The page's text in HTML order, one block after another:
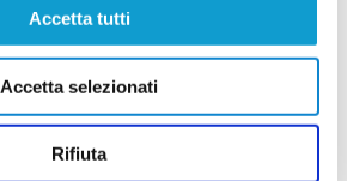
Accetta tutti
Accetta selezionati
Rifiuta